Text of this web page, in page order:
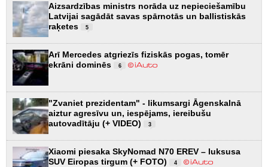
Aizsardzības ministrs norāda uz nepieciešamību
Latvijai sagādāt savas spārnotās un ballistiskās
raķetes
5
Arī Mercedes atgriezīs fiziskās pogas, tomēr
ekrāni dominēs
6
"Zvaniet prezidentam" - likumsargi Āgenskalnā
aiztur agresīvu un, iespējams, iereibušu
autovadītāju (+ VIDEO)
3
Xiaomi piesaka SkyNomad N70 EREV – luksusa
SUV Eiropas tirgum (+ FOTO)
4